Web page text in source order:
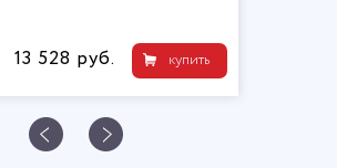
купить
13 528 руб.